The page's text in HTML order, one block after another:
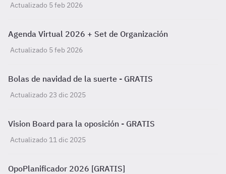
Actualizado 5 feb 2026
Agenda Virtual 2026 + Set de Organización
Actualizado 5 feb 2026
Bolas de navidad de la suerte - GRATIS
Actualizado 23 dic 2025
Vision Board para la oposición - GRATIS
Actualizado 11 dic 2025
OpoPlanificador 2026 [GRATIS]